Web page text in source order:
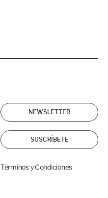
NEWSLETTER
SUSCRÍBETE
Términos y Condiciones